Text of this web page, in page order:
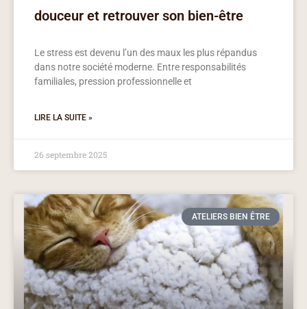
douceur et retrouver son bien-être
Le stress est devenu l’un des maux les plus répandus
dans notre société moderne. Entre responsabilités
familiales, pression professionnelle et
LIRE LA SUITE »
26 septembre 2025
ATELIERS BIEN ÊTRE